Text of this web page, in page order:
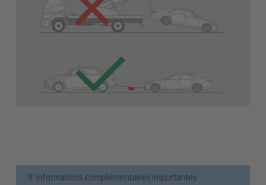
9. Informations complémentaires importantes